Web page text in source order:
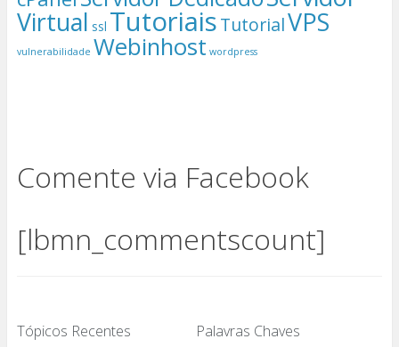
Virtual ssl TutoriaisTutorialVPS
vulnerabilidade Webinhost wordpress
Comente via Facebook
[lbmn_commentscount]
Tópicos Recentes Palavras Chaves